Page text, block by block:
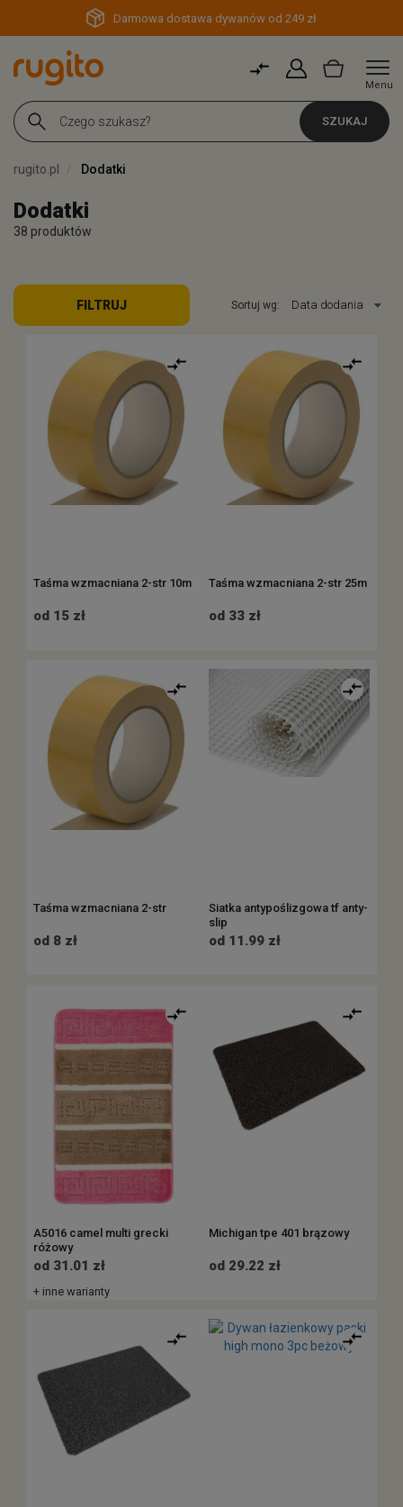
Darmowa dostawa dywanów od 249 zł
Menu
SZUKAJ
rugito.pl Dodatki
Dodatki
38 produktów
FILTRUJ Sortuj wg:
Taśma wzmacniana 2-str 10m
od 15 zł
Taśma wzmacniana 2-str 25m
od 33 zł
Taśma wzmacniana 2-str
od 8 zł
Siatka antypoślizgowa tf anty-
slip
od 11.99 zł
A5016 camel multi grecki
różowy
od 31.01 zł
+ inne warianty
Michigan tpe 401 brązowy
od 29.22 zł